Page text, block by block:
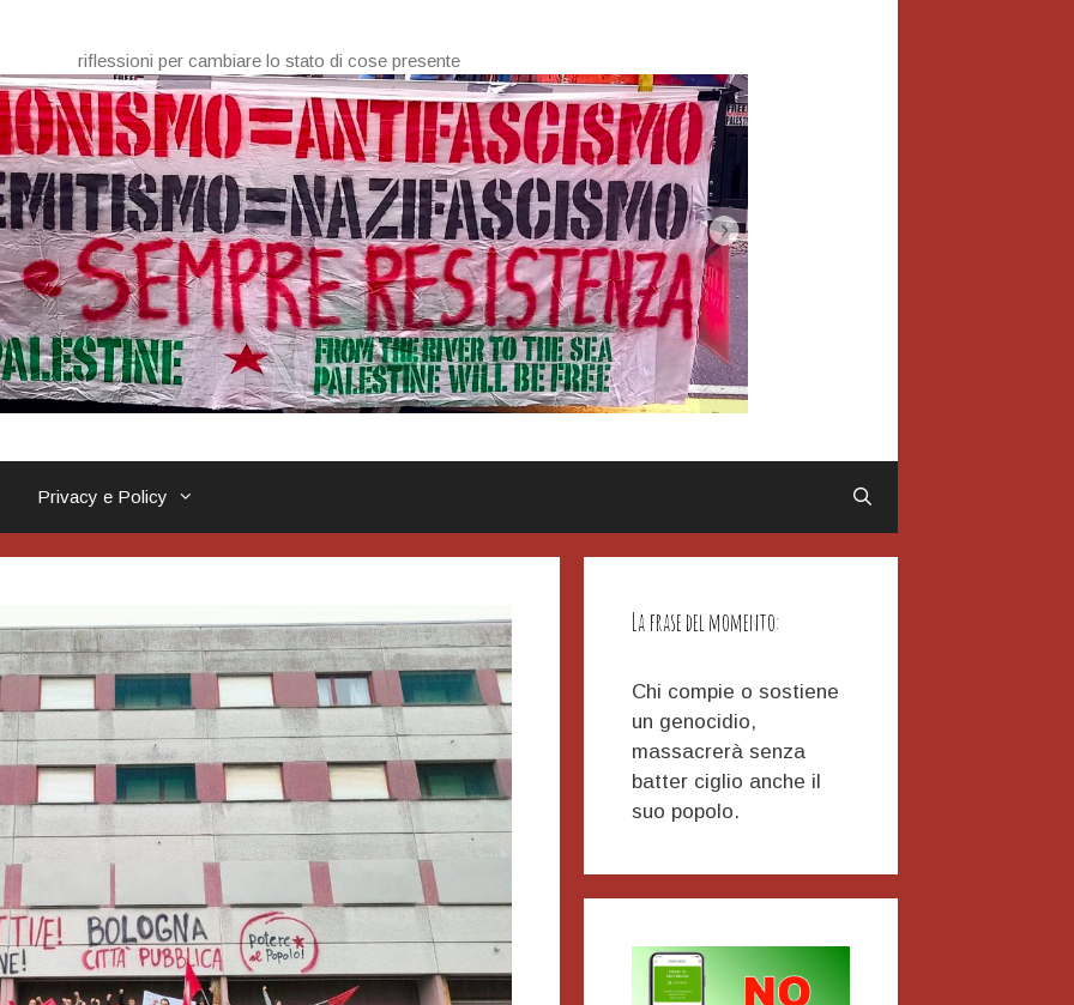
riflessioni per cambiare lo stato di cose presente
Privacy e Policy
La frase del momento:
Chi compie o sostiene
un genocidio,
massacrerà senza
batter ciglio anche il
suo popolo.